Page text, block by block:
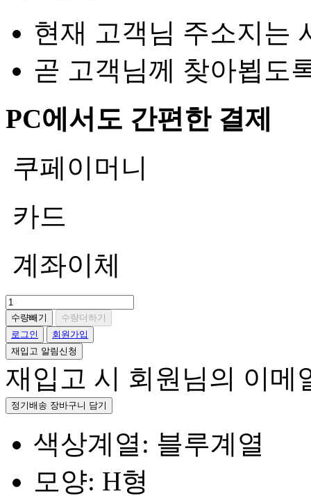
현재 고객님 주소지는
곧 고객님께 찾아뵙도
PC에서도 간편한 결제
쿠페이머니
카드
계좌이체
수량빼기
수량더하기
로그인
회원가입
재입고 알림신청
재입고 시 회원님의 이메
정기배송 장바구니 담기
색상계열: 블루계열
모양: H형